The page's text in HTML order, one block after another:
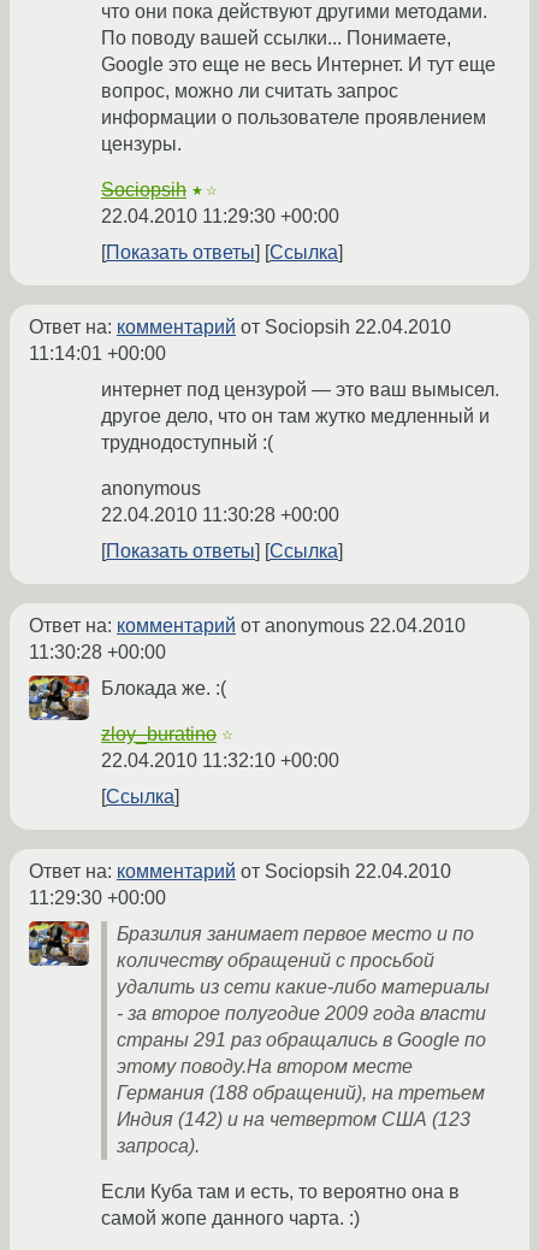
что они пока действуют другими методами.
По поводу вашей ссылки... Понимаете,
Google это еще не весь Интернет. И тут еще
вопрос, можно ли считать запрос
информации о пользователе проявлением
цензуры.
Sociopsih ★☆
22.04.2010 11:29:30 +00:00
Показать ответы
Ссылка
Ответ на: комментарий от Sociopsih 22.04.2010
11:14:01 +00:00
интернет под цензурой — это ваш вымысел.
другое дело, что он там жутко медленный и
труднодоступный :(
anonymous
22.04.2010 11:30:28 +00:00
Показать ответы
Ссылка
Ответ на: комментарий от anonymous 22.04.2010
11:30:28 +00:00
Блокада же. :(
zloy_buratino ☆
22.04.2010 11:32:10 +00:00
Ссылка
Ответ на: комментарий от Sociopsih 22.04.2010
11:29:30 +00:00
Бразилия занимает первое место и по
количеству обращений с просьбой
удалить из сети какие-либо материалы
- за второе полугодие 2009 года власти
страны 291 раз обращались в Google по
этому поводу.На втором месте
Германия (188 обращений), на третьем
Индия (142) и на четвертом США (123
запроса).
Если Куба там и есть, то вероятно она в
самой жопе данного чарта. :)